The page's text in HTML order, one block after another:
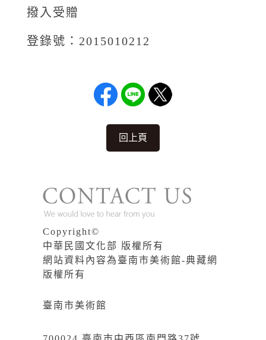
撥入受贈
登錄號：2015010212
回上頁
Copyright©
中華民國文化部 版權所有
網站資料內容為臺南市美術館-典藏網
版權所有
臺南市美術館